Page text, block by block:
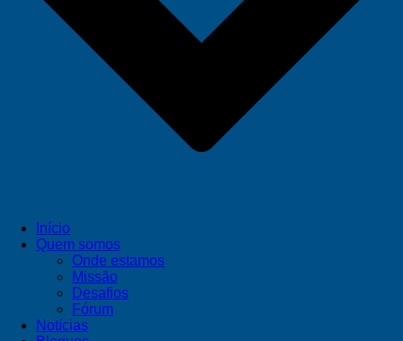
Início
Quem somos
Onde estamos
Missão
Desafios
Fórum
Notícias